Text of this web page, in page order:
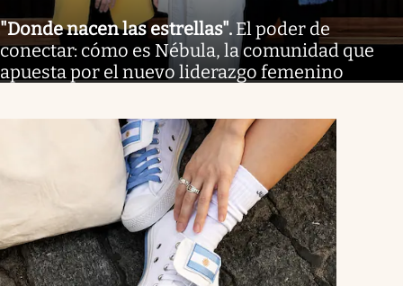
"Donde nacen las estrellas". El poder de
conectar: cómo es Nébula, la comunidad que
apuesta por el nuevo liderazgo femenino